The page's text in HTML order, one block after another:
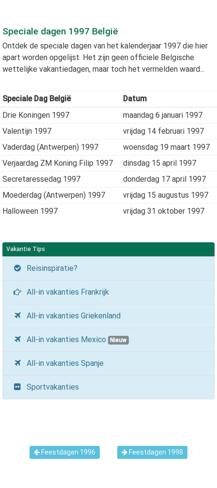
Speciale dagen 1997 België
Ontdek de speciale dagen van het kalenderjaar 1997 die hier
apart worden opgelijst. Het zijn geen officiele Belgische
wettelijke vakantiedagen, maar toch het vermelden waard...
Speciale Dag België
Datum
Drie Koningen 1997
maandag 6 januari 1997
Valentijn 1997
vrijdag 14 februari 1997
Vaderdag (Antwerpen) 1997
woensdag 19 maart 1997
Verjaardag ZM Koning Filip 1997
dinsdag 15 april 1997
Secretaressedag 1997
donderdag 17 april 1997
Moederdag (Antwerpen) 1997
vrijdag 15 augustus 1997
Halloween 1997
vrijdag 31 oktober 1997
Vakantie Tips
Reisinspiratie?
All-in vakanties Frankrijk
All-in vakanties Griekenland
All-in vakanties Mexico Nieuw
All-in vakanties Spanje
Sportvakanties
Feestdagen 1996 Feestdagen 1998